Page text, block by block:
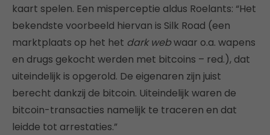
kaart spelen. Een misperceptie aldus Roelants: “Het
bekendste voorbeeld hiervan is Silk Road (een
marktplaats op het het dark webwaar o.a. wapens
en drugs gekocht werden met bitcoins – red.), dat
uiteindelijk is opgerold. De eigenaren zijn juist
berecht dankzij de bitcoin. Uiteindelijk waren de
bitcoin-transacties namelijk te traceren en dat
leidde tot arrestaties.”